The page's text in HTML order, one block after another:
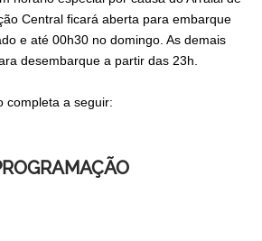
Central ficará aberta para embarque
e até 00h30 no domingo. As demais
desembarque a partir das 23h.
completa a seguir: